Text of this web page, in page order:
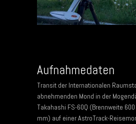
Aufnahmedaten
Transit der Internationalen
abnehmenden Mond in der
Takahashi FS-60Q (Brennweite
mm) auf einer AstroTrack-